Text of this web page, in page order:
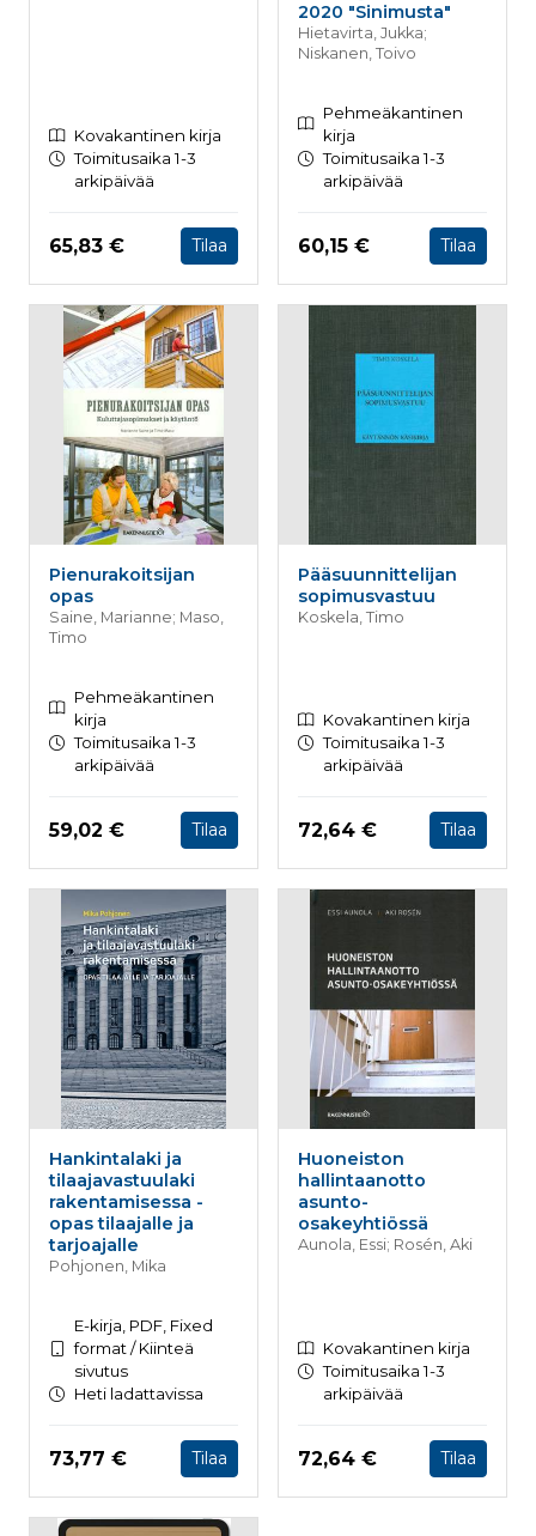
Kovakantinen kirja
Toimitusaika 1-3
arkipäivää
Hinta nyt
65,83 € Tilaa
2020 "Sinimusta"
Hietavirta, Jukka;
Niskanen, Toivo
Pehmeäkantinen
kirja
Toimitusaika 1-3
arkipäivää
Hinta nyt
60,15 € Tilaa
Pienurakoitsijan
opas
Saine, Marianne; Maso,
Timo
Pehmeäkantinen
kirja
Toimitusaika 1-3
arkipäivää
Hinta nyt
59,02 € Tilaa
Pääsuunnittelijan
sopimusvastuu
Koskela, Timo
Kovakantinen kirja
Toimitusaika 1-3
arkipäivää
Hinta nyt
72,64 € Tilaa
Hankintalaki ja
tilaajavastuulaki
rakentamisessa -
opas tilaajalle ja
tarjoajalle
Pohjonen, Mika
E-kirja, PDF, Fixed
format / Kiinteä
sivutus
Heti ladattavissa
Hinta nyt
73,77 € Tilaa
Huoneiston
hallintaanotto
asunto-
osakeyhtiössä
Aunola, Essi; Rosén, Aki
Kovakantinen kirja
Toimitusaika 1-3
arkipäivää
Hinta nyt
72,64 € Tilaa